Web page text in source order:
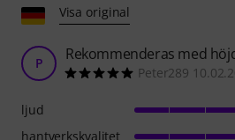
Visa original
P Rekommenderas med
Peter289
ljud
hantverkskvalitet